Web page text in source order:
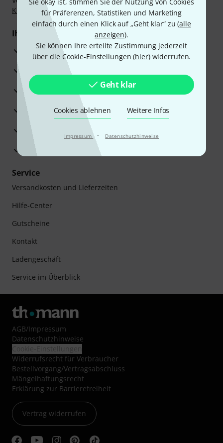
für Präferenzen, Statistiken und Marketing
einfach durch einen Klick auf „Geht klar“ zu (alle
anzeigen).
Sie können Ihre erteilte Zustimmung jederzeit
über die Cookie-Einstellungen (hier) widerrufen.
Geht klar
Cookies ablehnen Weitere Infos
Impressum · Datenschutzhinweise
Klarna Ratenzahlungoder Kreditkarte.
Ihre Vorteile
3 Jahre Thomann Garantie
30 Tage Money-Back-Garantie
Reparaturservice
Beratung durch Fachexperten
Zufriedenheitsgarantie
Europas größtes Versandlager
Service
Versandkosten und Lieferzeiten
Hilfe-Center
Gutscheine
Kontakt
Ladengeschäft
Service im Überblick
AGB/Impressum
Datenschutzhinweise
Widerrufsrecht für Verbraucher
Bestellvorgang/Vertragsabschluss
Mängelhaftungsrecht
Erklärung zur Barrierefreiheit
Vertrag widerrufen